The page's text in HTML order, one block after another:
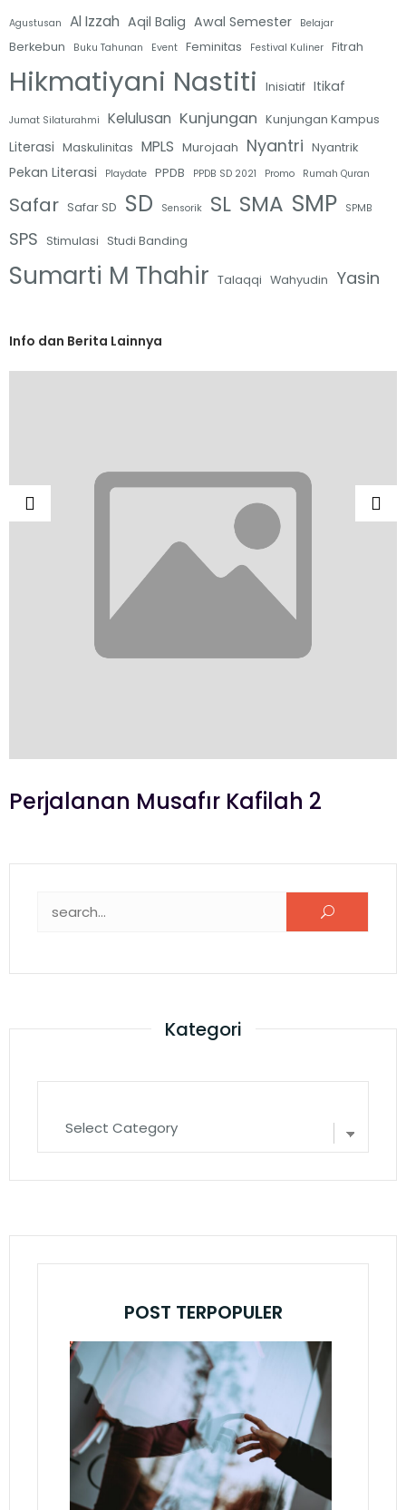
Agustusan Al Izzah Aqil Balig Awal Semester Belajar
Berkebun Buku Tahunan Event Feminitas Festival Kuliner Fitrah
Hikmatiyani Nastiti Inisiatif Itikaf
Jumat Silaturahmi Kelulusan Kunjungan Kunjungan Kampus
Literasi Maskulinitas MPLS Murojaah Nyantri Nyantrik
Pekan Literasi Playdate PPDB PPDB SD 2021 Promo Rumah Quran
Safar Safar SD SD Sensorik SL SMA SMP SPMB
SPS Stimulasi Studi Banding
Sumarti M Thahir Talaqqi Wahyudin Yasin
Info dan Berita Lainnya
Perjalanan Musafır Kafilah 2
Kategori
POST TERPOPULER